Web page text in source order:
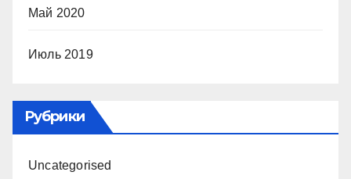
Май 2020
Июль 2019
Рубрики
Uncategorised